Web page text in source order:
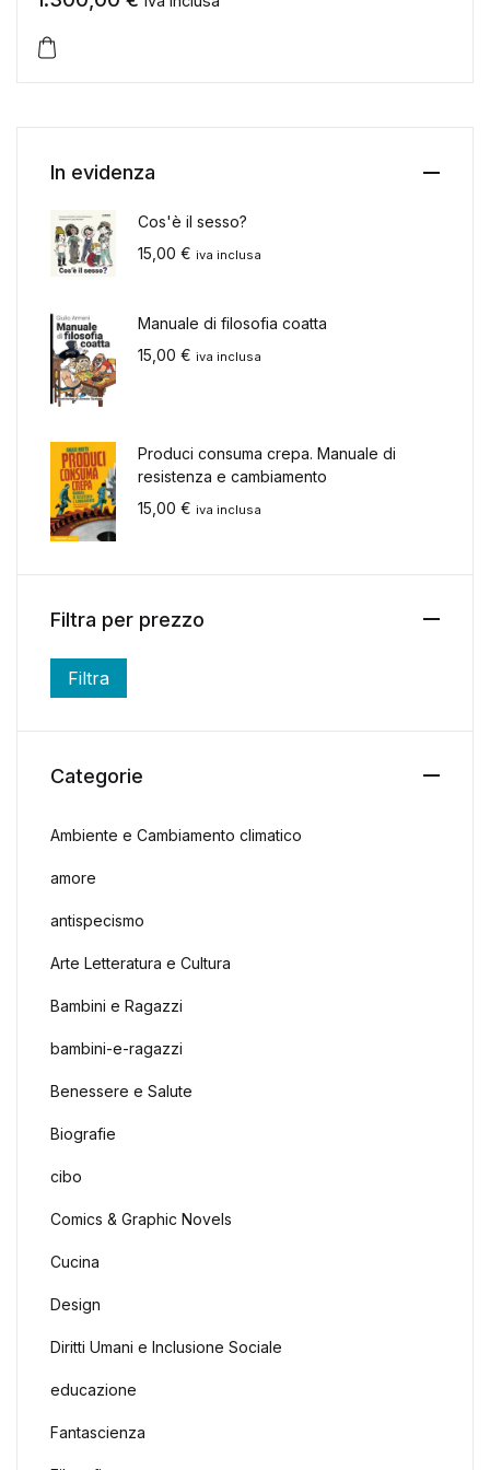
In evidenza
Cos'è il sesso?
15,00 € iva inclusa
Manuale di filosofia coatta
15,00 € iva inclusa
Produci consuma crepa. Manuale di
resistenza e cambiamento
15,00 € iva inclusa
Filtra per prezzo
Prezzo Min
Prezzo Max
Filtra
Categorie
Ambiente e Cambiamento climatico
amore
antispecismo
Arte Letteratura e Cultura
Bambini e Ragazzi
bambini-e-ragazzi
Benessere e Salute
Biografie
cibo
Comics & Graphic Novels
Cucina
Design
Diritti Umani e Inclusione Sociale
educazione
Fantascienza